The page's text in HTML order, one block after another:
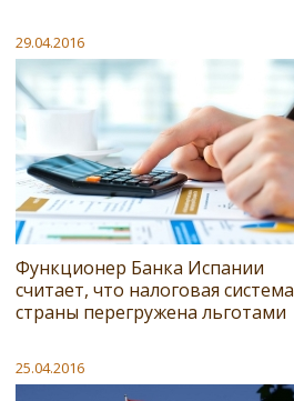
29.04.2016
Функционер Банка Испании
считает, что налоговая система
страны перегружена льготами
25.04.2016